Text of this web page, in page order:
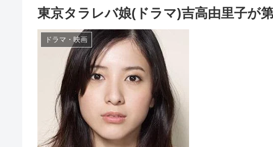
東京タラレバ娘(ドラマ)吉高由里子が
ドラマ・映画